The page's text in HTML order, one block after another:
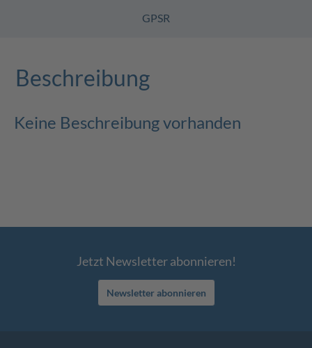
GPSR
Beschreibung
Keine Beschreibung vorhanden
Jetzt Newsletter abonnieren!
Newsletter abonnieren